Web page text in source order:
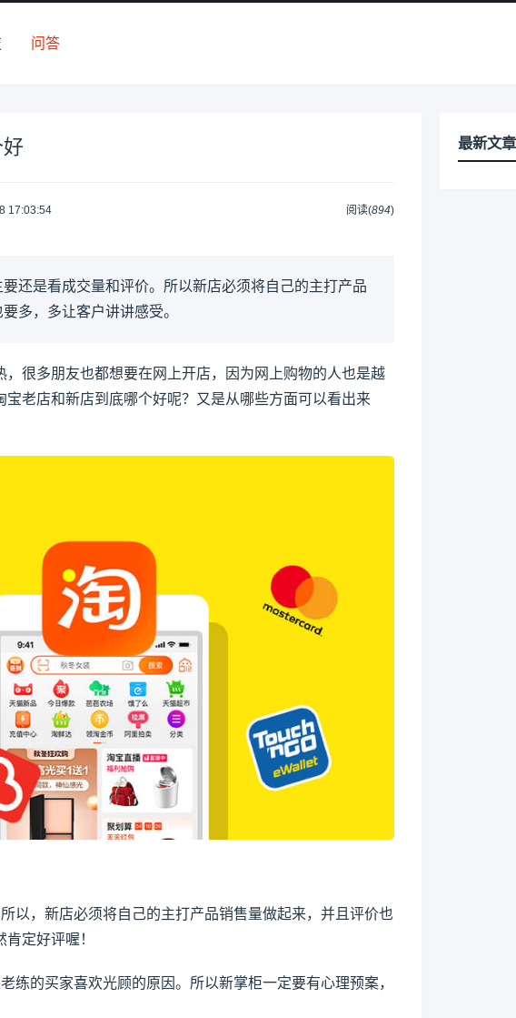
问答
17:03:54 阅读(894)
还是看成交量和评价。所以新店必须将自己的主打产品
多，多让客户讲讲感受。
，很多朋友也都想要在网上开店，因为网上购物的人也是越
宝老店和新店到底哪个好呢？又是从哪些方面可以看出来
以，新店必须将自己的主打产品销售量做起来，并且评价也
定好评喔！
练的买家喜欢光顾的原因。所以新掌柜一定要有心理预案，
最新文章